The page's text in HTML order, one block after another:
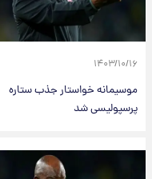
۱۴۰۳/۱۰/۱۶
موسیمانه خواستار جذب ستاره
پرسپولیسی شد